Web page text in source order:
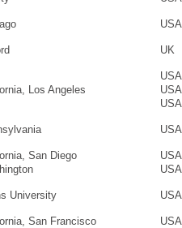
USA
UK
USA
Los Angeles
USA
USA
USA
San Diego
USA
USA
University USA
San Francisco
USA